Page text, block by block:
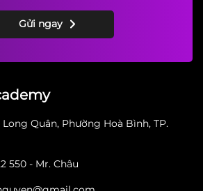
Barber Academy
KÝ HỌC THỬ